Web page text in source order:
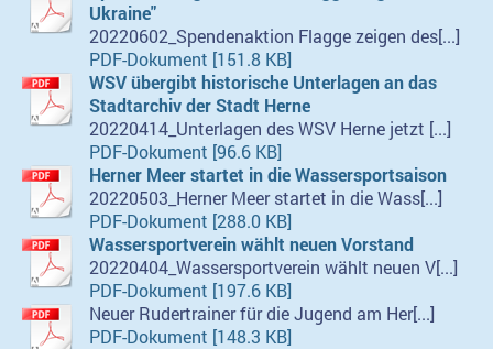
Ukraine"
20220602_Spendenaktion Flagge zeigen des[...]
PDF-Dokument [151.8 KB]
WSV übergibt historische Unterlagen an das
Stadtarchiv der Stadt Herne
20220414_Unterlagen des WSV Herne jetzt [...]
PDF-Dokument [96.6 KB]
Herner Meer startet in die Wassersportsaison
20220503_Herner Meer startet in die Wass[...]
PDF-Dokument [288.0 KB]
Wassersportverein wählt neuen Vorstand
20220404_Wassersportverein wählt neuen V[...]
PDF-Dokument [197.6 KB]
Neuer Rudertrainer für die Jugend am Her[...]
PDF-Dokument [148.3 KB]